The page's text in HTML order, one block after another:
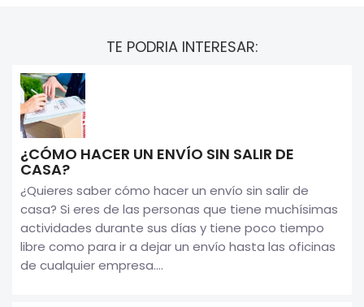
TE PODRIA INTERESAR:
¿CÓMO HACER UN ENVÍO SIN SALIR DE
CASA?
¿Quieres saber cómo hacer un envío sin salir de
casa? Si eres de las personas que tiene muchísimas
actividades durante sus días y tiene poco tiempo
libre como para ir a dejar un envío hasta las oficinas
de cualquier empresa....